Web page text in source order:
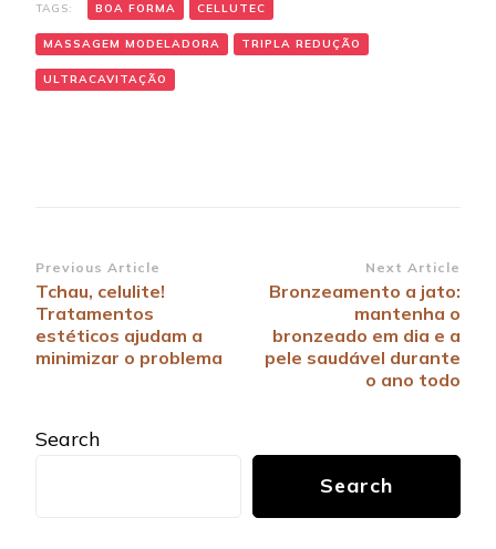
TAGS: BOA FORMA CELLUTEC
MASSAGEM MODELADORA TRIPLA REDUÇÃO
ULTRACAVITAÇÃO
Post
Navigation
Previous Article
Tchau, celulite!
Tratamentos
estéticos ajudam a
minimizar o problema
Next Article
Bronzeamento a jato:
mantenha o
bronzeado em dia e a
pele saudável durante
o ano todo
Search
Search